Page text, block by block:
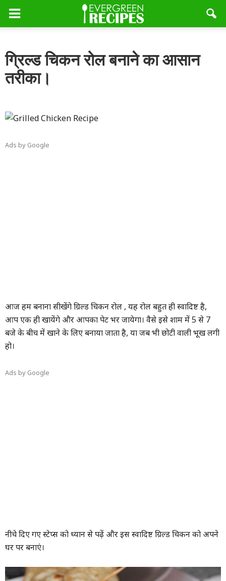
ग्रिल्ड चिकन रोल बनाने का आसान
तरीका।
Ads by Google
आज हम बनाना सीखेंगे ग्रिल्ड चिकन रोल , यह रोल बहुत ही स्वादिष्ट है,
आप एक ही खायेंगे और आपका पेट भर जायेगा। वैसे इसे शाम में 5 से 7
बजे के बीच में खाने के लिए बनाया जाता है, या जब भी छोटी वाली भूख लगी
हो।
Ads by Google
नीचे दिए गए स्टेप्स को ध्यान से पढ़ें और इस स्वादिष्ट ग्रिल्ड चिकन को अपने
घर पर बनाएं।